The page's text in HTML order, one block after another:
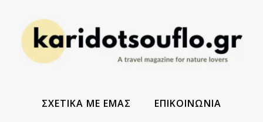
ΣΧΕΤΙΚΑ ΜΕ ΕΜΑΣ ΕΠΙΚΟΙΝΩΝΙΑ